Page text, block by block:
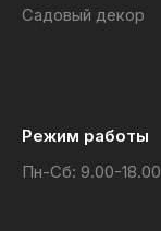
Садовый декор
Режим работы
Пн-Сб: 9.00-18.00